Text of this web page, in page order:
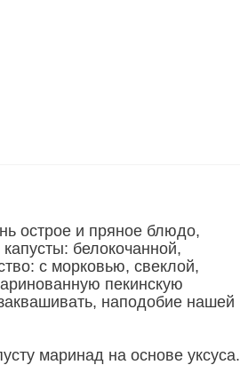
острое и пряное блюдо,
белокочанной,
с морковью, свеклой,
пекинскую
наподобие нашей
маринад на основе уксуса.